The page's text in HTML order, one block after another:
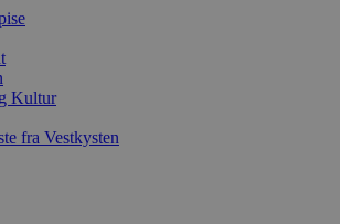
Kultur
fra Vestkysten